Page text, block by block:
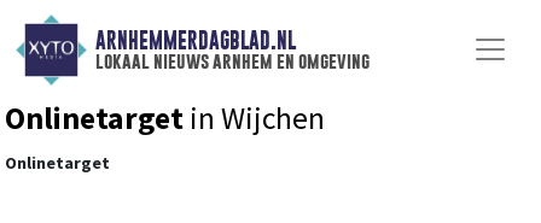
ARNHEMMERDAGBLAD.NL
lokaal nieuws arnhem en omgeving
Onlinetarget in Wijchen
Onlinetarget